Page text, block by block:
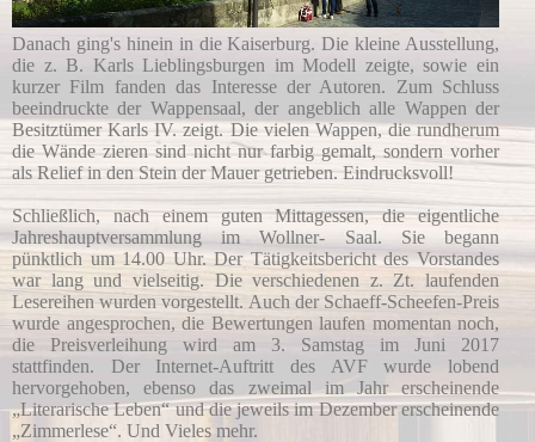
Danach ging's hinein in die Kaiserburg. Die kleine Ausstellung,
die z. B. Karls Lieblingsburgen im Modell zeigte, sowie ein
kurzer Film fanden das Interesse der Autoren. Zum Schluss
beeindruckte der Wappensaal, der angeblich alle Wappen der
Besitztümer Karls IV. zeigt. Die vielen Wappen, die rundherum
die Wände zieren sind nicht nur farbig gemalt, sondern vorher
als Relief in den Stein der Mauer getrieben. Eindrucksvoll!
Schließlich, nach einem guten Mittagessen, die eigentliche
Jahreshauptversammlung im Wollner- Saal. Sie begann
pünktlich um 14.00 Uhr. Der Tätigkeitsbericht des Vorstandes
war lang und vielseitig. Die verschiedenen z. Zt. laufenden
Lesereihen wurden vorgestellt. Auch der Schaeff-Scheefen-Preis
wurde angesprochen, die Bewertungen laufen momentan noch,
die Preisverleihung wird am 3. Samstag im Juni 2017
stattfinden. Der Internet-Auftritt des AVF wurde lobend
hervorgehoben, ebenso das zweimal im Jahr erscheinende
„Literarische Leben“ und die jeweils im Dezember erscheinende
„Zimmerlese“. Und Vieles mehr.